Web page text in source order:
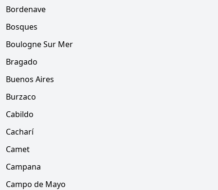
Bordenave
Bosques
Boulogne Sur Mer
Bragado
Buenos Aires
Burzaco
Cabildo
Cacharí
Camet
Campana
Campo de Mayo